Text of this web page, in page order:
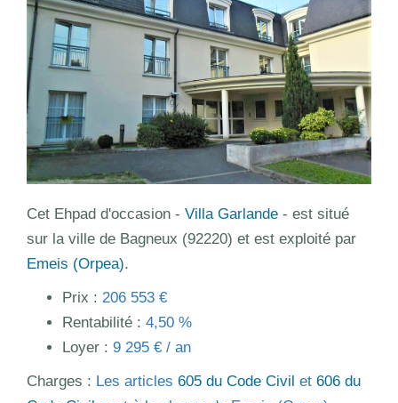
Cet Ehpad d'occasion - Villa Garlande - est situé
sur la ville de Bagneux (92220) et est exploité par
Emeis (Orpea).
Prix : 206 553 €
Rentabilité : 4,50 %
Loyer : 9 295 € / an
Charges : Les articles 605 du Code Civil et 606 du